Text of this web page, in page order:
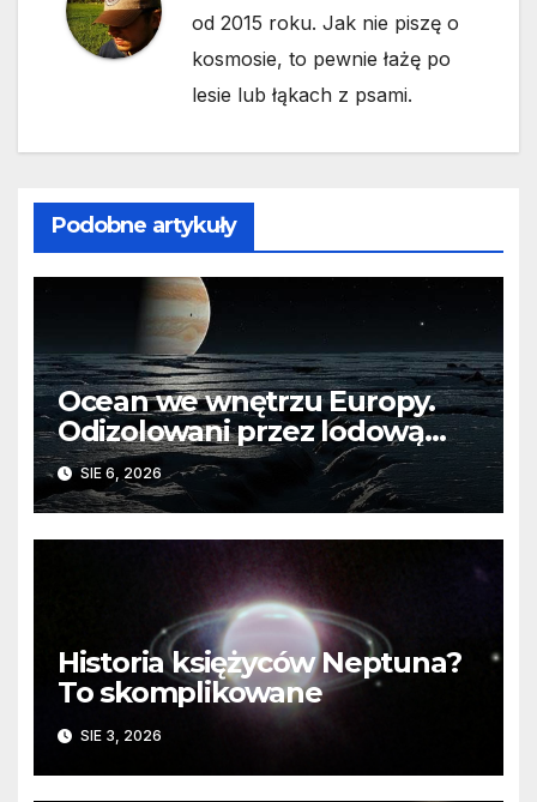
od 2015 roku. Jak nie piszę o
kosmosie, to pewnie łażę po
lesie lub łąkach z psami.
Podobne artykuły
Ocean we wnętrzu Europy.
Odizolowani przez lodową
barierę
SIE 6, 2026
Historia księżyców Neptuna?
To skomplikowane
SIE 3, 2026